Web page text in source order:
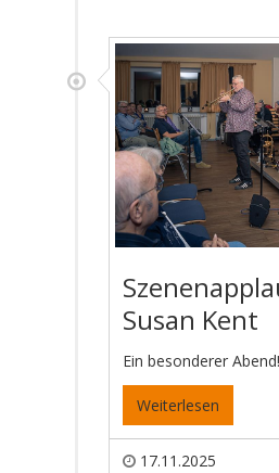
Susan Kent
Ein besonderer Abend!
Weiterlesen
17.11.2025